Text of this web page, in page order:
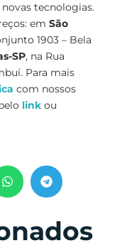
tecnologias.
em São
1903 – Bela
SP, na Rua
Para mais
com nossos
link ou